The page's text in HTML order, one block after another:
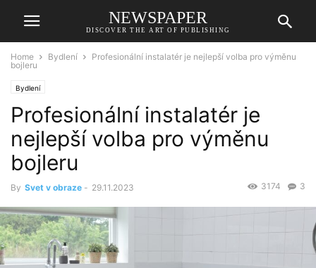
NEWSPAPER
DISCOVER THE ART OF PUBLISHING
Home Bydlení
Profesionální instalatér je nejlepší volba pro výměnu
bojleru
Bydlení
Profesionální instalatér je
nejlepší volba pro výměnu
bojleru
By Svet v obraze - 29.11.2023 3
3174